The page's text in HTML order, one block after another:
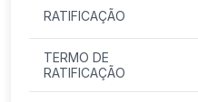
RATIFICAÇÃO
TERMO DE
RATIFICAÇÃO